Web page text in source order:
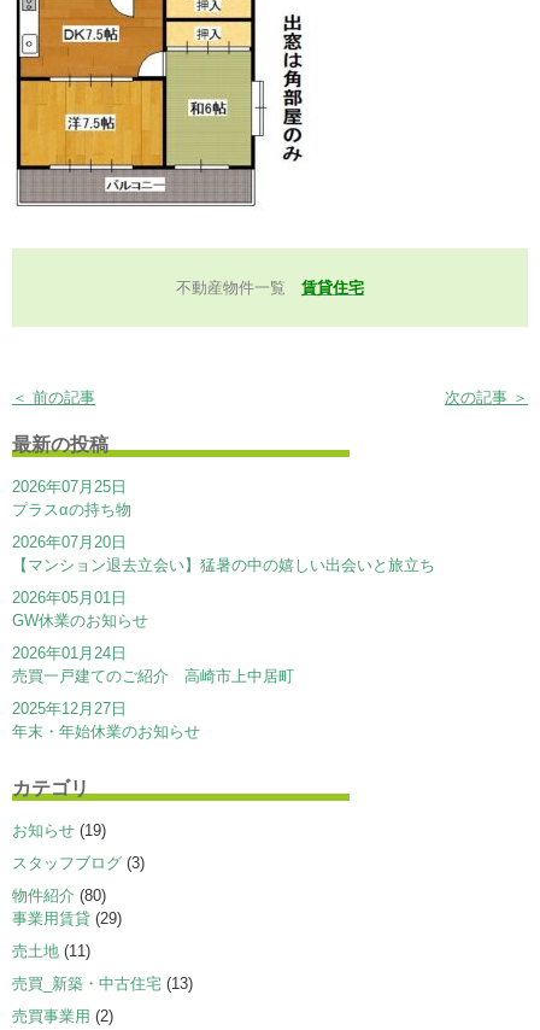
不動産物件一覧 賃貸住宅
＜ 前の記事 次の記事 ＞
最新の投稿
2026年07月25日
プラスαの持ち物
2026年07月20日
【マンション退去立会い】猛暑の中の嬉しい出会いと旅立ち
2026年05月01日
GW休業のお知らせ
2026年01月24日
売買一戸建てのご紹介 高崎市上中居町
2025年12月27日
年末・年始休業のお知らせ
カテゴリ
お知らせ (19)
スタッフブログ (3)
物件紹介 (80)
事業用賃貸 (29)
売土地 (11)
売買_新築・中古住宅 (13)
売買事業用 (2)